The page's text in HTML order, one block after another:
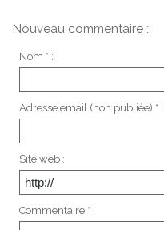
Nouveau commentaire :
Nom * :
Adresse email (non publiée) * :
Site web :
Commentaire * :